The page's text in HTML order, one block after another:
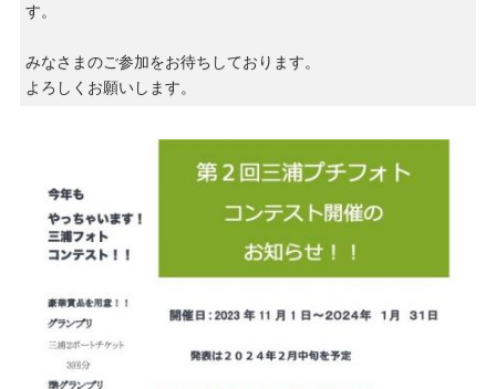
す。
みなさまのご参加をお待ちしております。
よろしくお願いします。